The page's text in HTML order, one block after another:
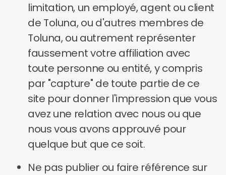
limitation, un employé, agent ou client
de Toluna, ou d'autres membres de
Toluna, ou autrement représenter
faussement votre affiliation avec
toute personne ou entité, y compris
par "capture" de toute partie de ce
site pour donner l'impression que vous
avez une relation avec nous ou que
nous vous avons approuvé pour
quelque but que ce soit.
Ne pas publier ou faire référence sur